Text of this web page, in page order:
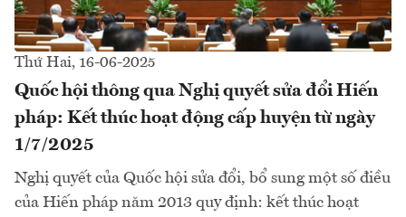
Thứ Hai, 16-06-2025
Quốc hội thông qua Nghị quyết sửa đổi Hiến
pháp: Kết thúc hoạt động cấp huyện từ ngày
1/7/2025
Nghị quyết của Quốc hội sửa đổi, bổ sung một số điều
của Hiến pháp năm 2013 quy định: kết thúc hoạt